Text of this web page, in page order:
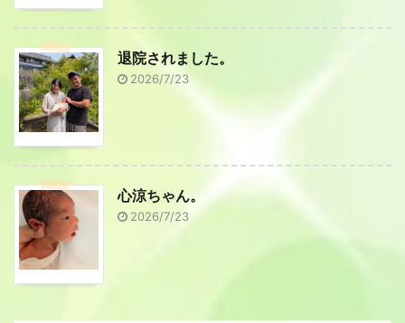
退院されました。
2026/7/23
心涼ちゃん。
2026/7/23